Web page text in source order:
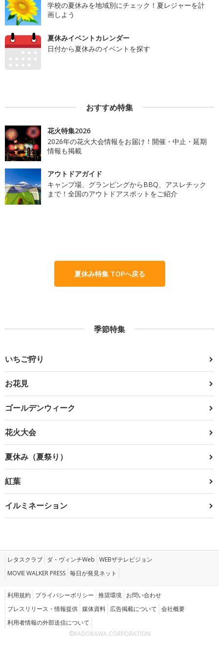
学校の夏休みを地域別にチェック！夏レジャーを計
画しよう
夏休みイベントカレンダー
日付から夏休みのイベントを探す
おすすめ特集
花火特集2026
2026年の花火大会情報をお届け！開催・中止・延期
情報も掲載
アウトドアガイド
キャンプ場、グランピングからBBQ、アスレチック
まで！全国のアウトドアスポットをご紹介
夏休み特集 TOPへ戻る
季節特集
いちご狩り
お花見
ゴールデンウィーク
花火大会
夏休み（夏祭り）
紅葉
イルミネーション
レタスクラブ ダ・ヴィンチWeb WEBザテレビジョン
MOVIE WALKER PRESS 毎日が発見ネット
利用規約 プライバシーポリシー 推奨環境 お問い合わせ
プレスリリース・情報提供 媒体資料 広告掲載について 会社概要
利用者情報の外部送信について
©KADOKAWA CORPORATION